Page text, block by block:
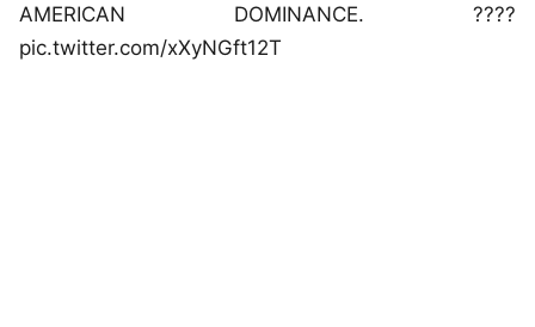
AMERICAN DOMINANCE. ????
pic.twitter.com/xXyNGft12T